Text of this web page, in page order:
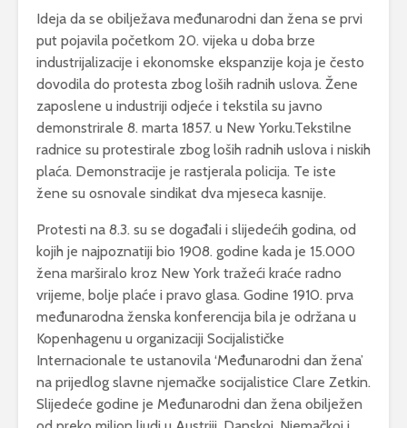
Ideja da se obilježava međunarodni dan žena se prvi
put pojavila početkom 20. vijeka u doba brze
industrijalizacije i ekonomske ekspanzije koja je često
dovodila do protesta zbog loših radnih uslova. Žene
zaposlene u industriji odjeće i tekstila su javno
demonstrirale 8. marta 1857. u New Yorku.Tekstilne
radnice su protestirale zbog loših radnih uslova i niskih
plaća. Demonstracije je rastjerala policija. Te iste
žene su osnovale sindikat dva mjeseca kasnije.
Protesti na 8.3. su se događali i slijedećih godina, od
kojih je najpoznatiji bio 1908. godine kada je 15.000
žena marširalo kroz New York tražeći kraće radno
vrijeme, bolje plaće i pravo glasa. Godine 1910. prva
međunarodna ženska konferencija bila je održana u
Kopenhagenu u organizaciji Socijalističke
Internacionale te ustanovila ‘Međunarodni dan žena’
na prijedlog slavne njemačke socijalistice Clare Zetkin.
Slijedeće godine je Međunarodni dan žena obilježen